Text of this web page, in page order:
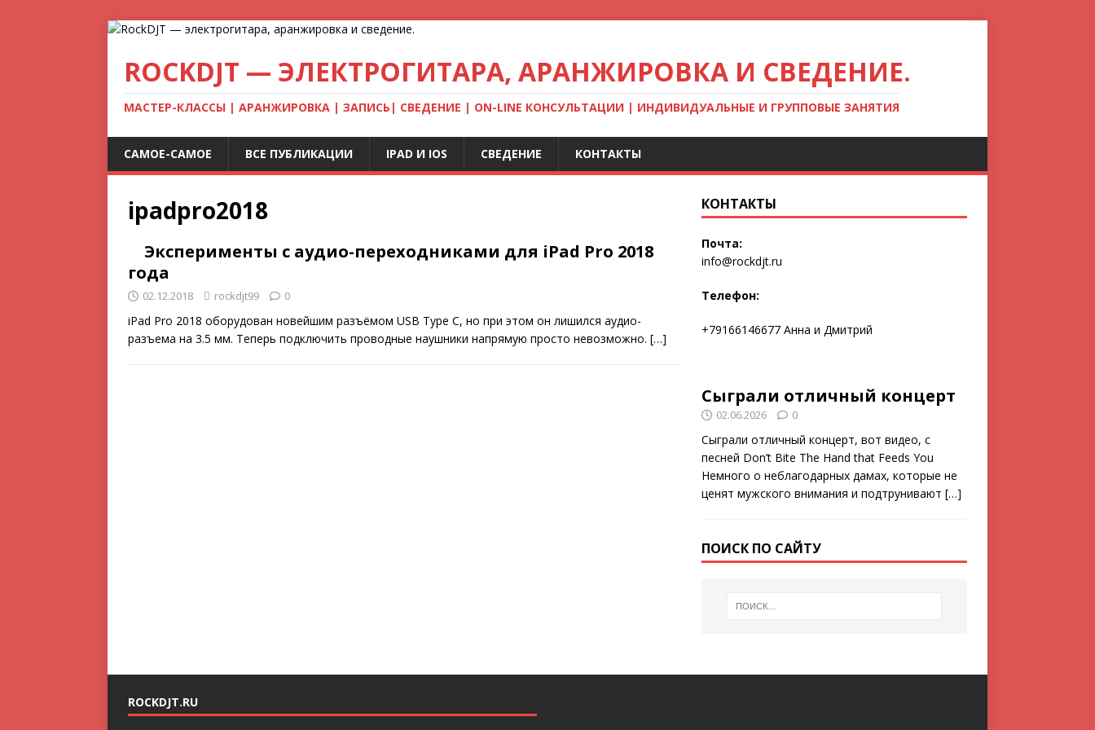
ROCKDJT — ЭЛЕКТРОГИТАРА, АРАНЖИРОВКА И СВЕДЕНИЕ.
МАСТЕР-КЛАССЫ | АРАНЖИРОВКА | ЗАПИСЬ| СВЕДЕНИЕ | ON-LINE КОНСУЛЬТАЦИИ | ИНДИВИДУАЛЬНЫЕ И ГРУППОВЫЕ ЗАНЯТИЯ
САМОЕ-САМОЕ ВСЕ ПУБЛИКАЦИИ IPAD И IOS СВЕДЕНИЕ КОНТАКТЫ
ipadpro2018
Эксперименты с аудио-переходниками для iPad Pro 2018
года
02.12.2018 rockdjt99 0
iPad Pro 2018 оборудован новейшим разъёмом USB Type C, но при этом он лишился аудио-
разъема на 3.5 мм. Теперь подключить проводные наушники напрямую просто невозможно. […]
КОНТАКТЫ
Почта:
info@rockdjt.ru
Телефон:
+79166146677 Анна и Дмитрий
Сыграли отличный концерт
02.06.2026 0
Сыграли отличный концерт, вот видео, с
песней Don’t Bite The Hand that Feeds You
Немного о неблагодарных дамах, которые не
ценят мужского внимания и подтрунивают […]
ПОИСК ПО САЙТУ
ROCKDJT.RU